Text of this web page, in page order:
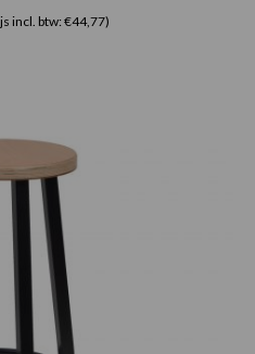
incl. btw: €44,77)